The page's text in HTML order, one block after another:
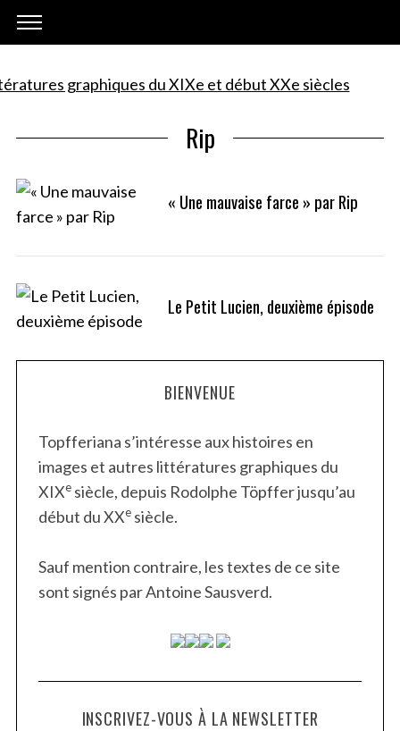
Rip
« Une mauvaise farce » par Rip
Le Petit Lucien, deuxième épisode
BIENVENUE
Topfferiana s’intéresse aux histoires en
images et autres littératures graphiques du
XIXesiècle, depuis Rodolphe Töpffer jusqu’au
début du XXesiècle.
Sauf mention contraire, les textes de ce site
sont signés par Antoine Sausverd.
INSCRIVEZ-VOUS À LA NEWSLETTER